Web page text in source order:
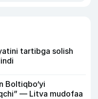
tartibga solish
Boltiqbo‘yi
— Litva mudofaa